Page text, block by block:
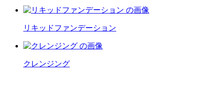
リキッドファンデーション
クレンジング